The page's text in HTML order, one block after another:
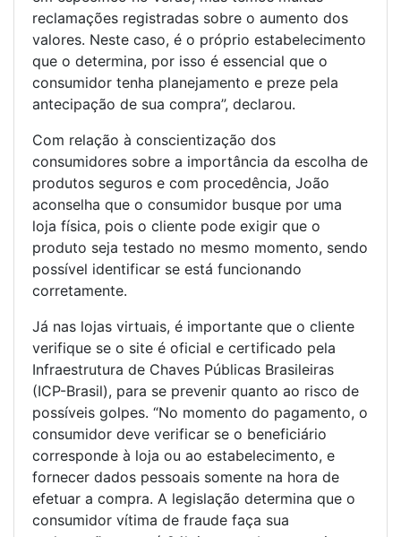
reclamações registradas sobre o aumento dos
valores. Neste caso, é o próprio estabelecimento
que o determina, por isso é essencial que o
consumidor tenha planejamento e preze pela
antecipação de sua compra”, declarou.
Com relação à conscientização dos
consumidores sobre a importância da escolha de
produtos seguros e com procedência, João
aconselha que o consumidor busque por uma
loja física, pois o cliente pode exigir que o
produto seja testado no mesmo momento, sendo
possível identificar se está funcionando
corretamente.
Já nas lojas virtuais, é importante que o cliente
verifique se o site é oficial e certificado pela
Infraestrutura de Chaves Públicas Brasileiras
(ICP-Brasil), para se prevenir quanto ao risco de
possíveis golpes. “No momento do pagamento, o
consumidor deve verificar se o beneficiário
corresponde à loja ou ao estabelecimento, e
fornecer dados pessoais somente na hora de
efetuar a compra. A legislação determina que o
consumidor vítima de fraude faça sua